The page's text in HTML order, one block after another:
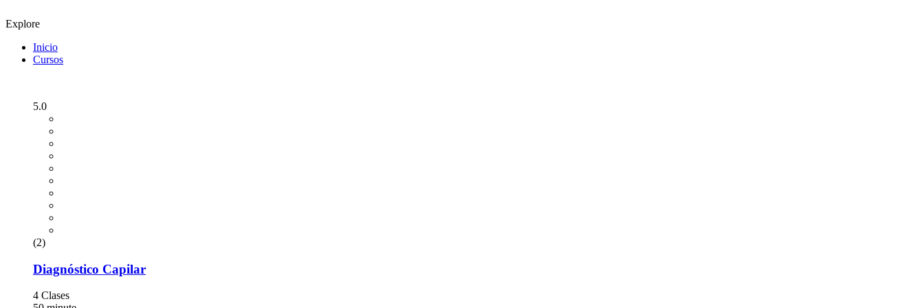
Explore
Inicio
Cursos
5.0
(2)
Diagnóstico Capilar
4 Clases